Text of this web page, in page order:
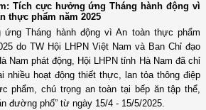
Tích cực hưởng ứng Tháng hành động vì
thực phẩm năm 2025
ứng Tháng hành động vì An toàn thực phẩm
do TW Hội LHPN Việt Nam và Ban Chỉ đạo
Nam phát động, Hội LHPN tỉnh Hà Nam đã chỉ
nhiều hoạt động thiết thực, lan tỏa thông điệp
phẩm, chú trọng an toàn tại bếp ăn tập thể,
đường phố” từ ngày 15/4 - 15/5/2025.